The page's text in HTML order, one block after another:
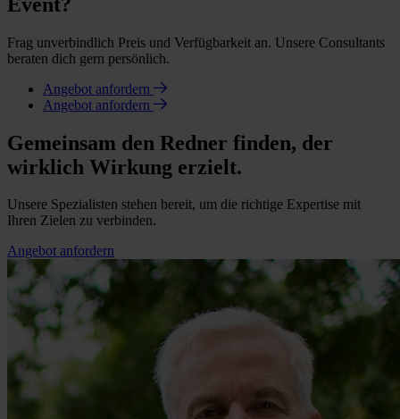
Frag unverbindlich Preis und Verfügbarkeit an. Unsere Consultants
beraten dich gern persönlich.
Angebot anfordern
Angebot anfordern
Gemeinsam den Redner finden, der
wirklich Wirkung erzielt.
Unsere Spezialisten stehen bereit, um die richtige Expertise mit
Ihren Zielen zu verbinden.
Angebot anfordern